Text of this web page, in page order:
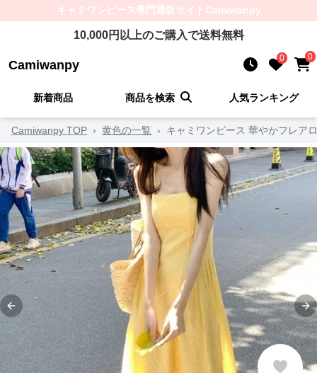
キャミワンピース専門通販サイト Camiwanpy
10,000円以上のご購入で送料無料
Camiwanpy 0 0
新着商品 商品を検索 人気ランキング
Camiwanpy TOP › 黄色の一覧 › キャミワンピース 華やかフレア
Previous slide